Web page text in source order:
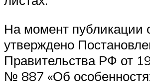
На момент публикации
утверждено
Правительства РФ от
№ 887 «Об